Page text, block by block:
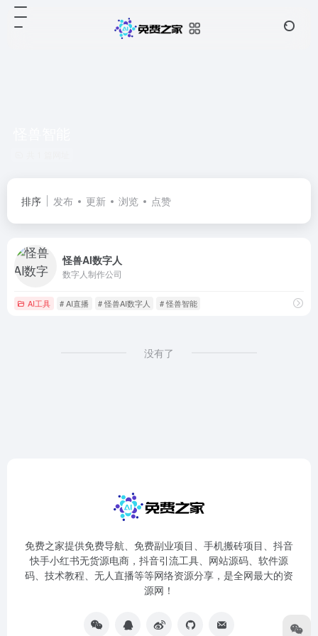
排序 发布 更新 浏览 点赞
怪兽AI数字人
数字人制作公司
AI工具 # AI直播 # 怪兽AI数字人 # 怪兽智能
没有了
免费之家提供免费导航、免费副业项目、手机搬砖项目、抖音
快手小红书无货源电商，抖音引流工具、网站源码、软件源
码、技术教程、无人直播等等网络资源分享，是全网最大的资
源网！